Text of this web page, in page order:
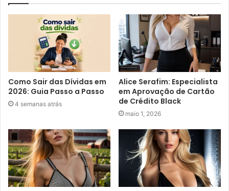
Como Sair das Dívidas em
2026: Guia Passo a Passo
4 semanas atrás
Alice Serafim: Especialista
em Aprovação de Cartão
de Crédito Black
maio 1, 2026